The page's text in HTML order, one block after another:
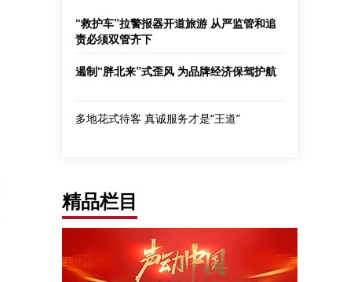
“救护车”拉警报器开道旅游 从严监管和追
责必须双管齐下
遏制“胖北来”式歪风 为品牌经济保驾护航
多地花式待客 真诚服务才是“王道”
精品栏目